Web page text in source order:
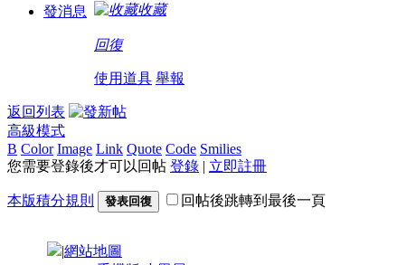
發消息 收藏
回復
使用道具 舉報
返回列表
高級模式
B Color Image Link Quote Code Smilies
您需要登錄後才可以回帖 登錄 | 立即註冊
本版積分規則 發表回復 回帖後跳轉到最後一頁
|網站地圖